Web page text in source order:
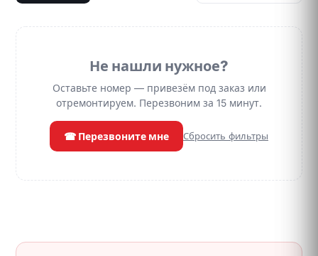
Не нашли нужное?
Оставьте номер — привезём под заказ или
отремонтируем. Перезвоним за 15 минут.
☎ Перезвоните мне Сбросить фильтры